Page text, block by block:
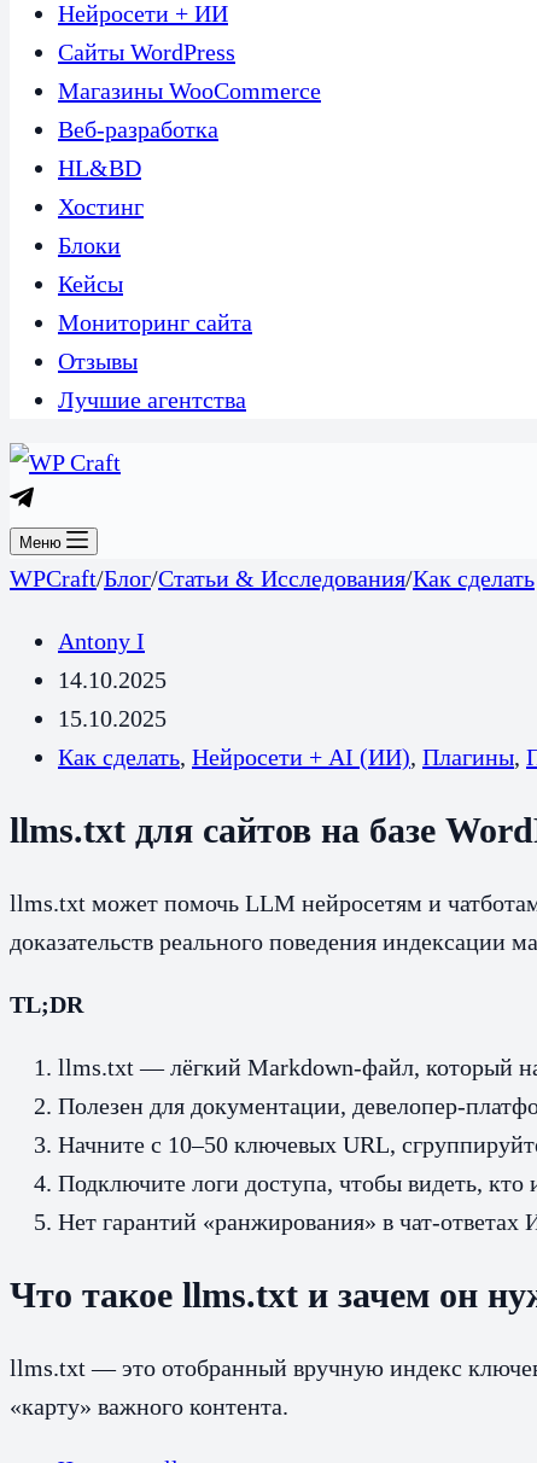
Нейросети + ИИ
Сайты WordPress
Магазины WooCommerce
Веб-разработка
HL&BD
Хостинг
Блоки
Кейсы
Мониторинг сайта
Отзывы
Лучшие агентства
Меню
WPCraft/Блог/Статьи & Исследования/Как сделать
Antony I
14.10.2025
15.10.2025
Как сделать, Нейросети + AI (ИИ), Плагины,
llms.txt для сайтов на базе
llms.txt может помочь LLM нейросетям и
доказательств реального поведения
TL;DR
llms.txt — лёгкий Markdown‑файл, который
Полезен для документации,
Начните с 10–50 ключевых URL,
Подключите логи доступа, чтобы видеть, кто
Нет гарантий «ранжирования» в
Что такое llms.txt и зачем он
llms.txt — это отобранный вручную индекс
«карту» важного контента.